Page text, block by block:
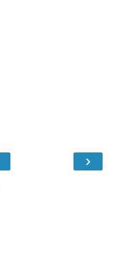
›